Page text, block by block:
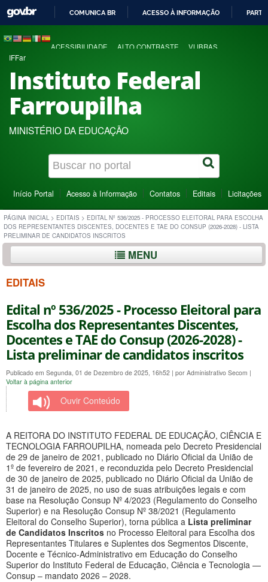
COMUNICA BR ACESSO À INFORMAÇÃO
ACESSIBILIDADE ALTO CONTRASTE VLIBRAS
IFFar
Instituto Federal
Farroupilha
MINISTÉRIO DA EDUCAÇÃO
Início Portal Acesso à Informação Contatos Editais Licitações
PÁGINA INICIAL > EDITAIS > EDITAL Nº 536/2025 - PROCESSO ELEITORAL PARA ESCOLHA
DOS REPRESENTANTES DISCENTES, DOCENTES E TAE DO CONSUP (2026-2028) - LISTA
PRELIMINAR DE CANDIDATOS INSCRITOS
MENU
EDITAIS
Edital nº 536/2025 - Processo Eleitoral para
Escolha dos Representantes Discentes,
Docentes e TAE do Consup (2026-2028) -
Lista preliminar de candidatos inscritos
Publicado em Segunda, 01 de Dezembro de 2025, 16h52 | por Administrativo Secom |
Voltar à página anterior
Ouvir Conteúdo
A REITORA DO INSTITUTO FEDERAL DE EDUCAÇÃO, CIÊNCIA E
TECNOLOGIA FARROUPILHA, nomeada pelo Decreto Presidencial
de 29 de janeiro de 2021, publicado no Diário Oficial da União de
1º de fevereiro de 2021, e reconduzida pelo Decreto Presidencial
de 30 de janeiro de 2025, publicado no Diário Oficial da União de
31 de janeiro de 2025, no uso de suas atribuições legais e com
base na Resolução Consup Nº 4/2023 (Regulamento do Conselho
Superior) e na Resolução Consup Nº 38/2021 (Regulamento
Eleitoral do Conselho Superior), torna pública a Lista preliminar
de Candidatos Inscritos no Processo Eleitoral para Escolha dos
Representantes Titulares e Suplentes dos Segmentos Discente,
Docente e Técnico-Administrativo em Educação do Conselho
Superior do Instituto Federal de Educação, Ciência e Tecnologia —
Consup – mandato 2026 – 2028.